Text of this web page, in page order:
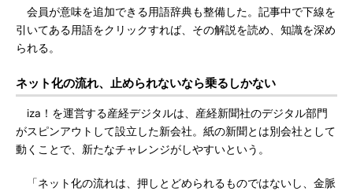
会員が意味を追加できる用語辞典も整備した。記事中で下線を
引いてある用語をクリックすれば、その解説を読め、知識を深め
られる。
ネット化の流れ、止められないなら乗るしかない
iza！を運営する産経デジタルは、産経新聞社のデジタル部門
がスピンアウトして設立した新会社。紙の新聞とは別会社として
動くことで、新たなチャレンジがしやすいという。
「ネット化の流れは、押しとどめられるものではないし、金脈